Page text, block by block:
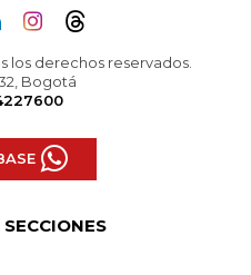
los derechos reservados.
Bogotá